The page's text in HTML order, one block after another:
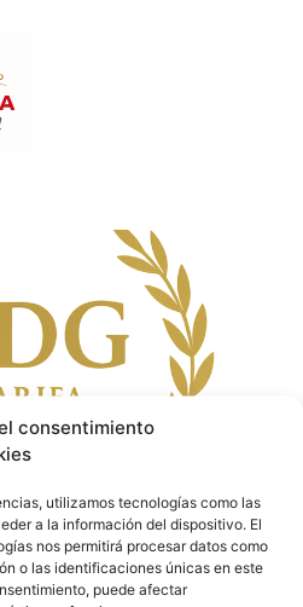
consentimiento
utilizamos tecnologías como las
a la información del dispositivo. El
nos permitirá procesar datos como
o las identificaciones únicas en este
puede afectar